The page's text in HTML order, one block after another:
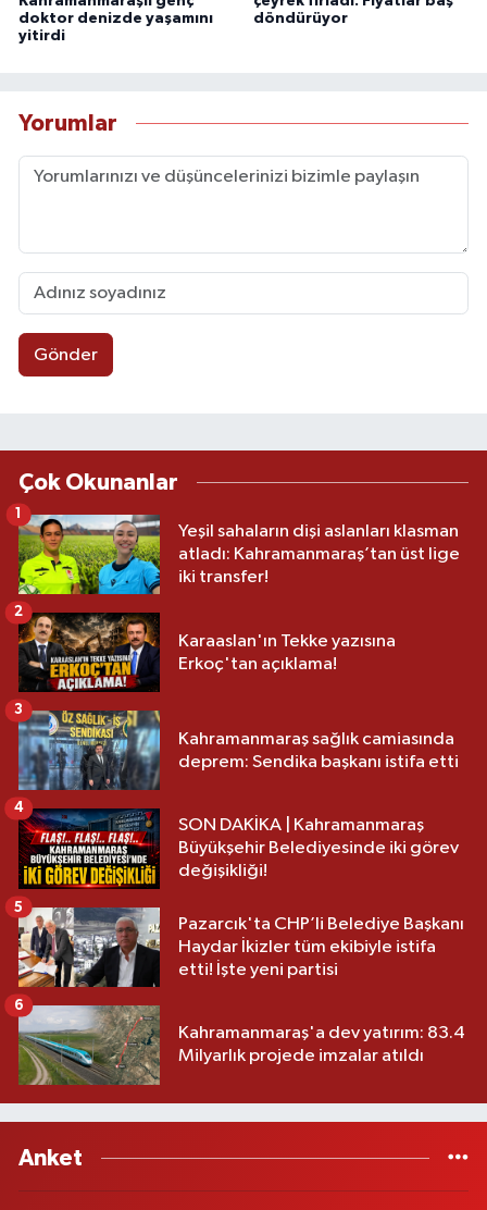
doktor denizde yaşamını
yitirdi
döndürüyor
Yorumlar
Gönder
Çok Okunanlar
Yeşil sahaların dişi aslanları klasman
atladı: Kahramanmaraş’tan üst lige
iki transfer!
1
Karaaslan'ın Tekke yazısına
Erkoç'tan açıklama!
2
Kahramanmaraş sağlık camiasında
deprem: Sendika başkanı istifa etti
3
SON DAKİKA | Kahramanmaraş
Büyükşehir Belediyesinde iki görev
değişikliği!
4
Pazarcık'ta CHP’li Belediye Başkanı
Haydar İkizler tüm ekibiyle istifa
etti! İşte yeni partisi
5
Kahramanmaraş'a dev yatırım: 83.4
Milyarlık projede imzalar atıldı
6
Anket